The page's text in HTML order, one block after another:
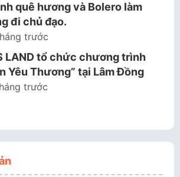
quê hương và Bolero làm
đi chủ đạo.
trước
LAND tổ chức chương trình
Yêu Thương” tại Lâm Đồng
trước